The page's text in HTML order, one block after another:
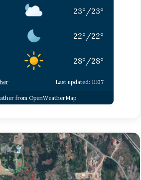
23°/23°
22°/22°
28°/28°
Last updated: 11:07
from OpenWeatherMap